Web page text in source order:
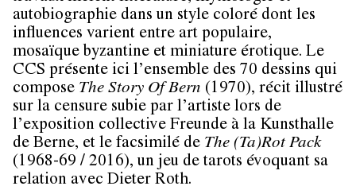
autobiographie dans un style coloré dont les
influences varient entre art populaire,
mosaïque byzantine et miniature érotique. Le
CCS présente ici l’ensemble des 70 dessins qui
compose The Story Of Bern (1970), récit illustré
sur la censure subie par l’artiste lors de
l’exposition collective Freunde à la Kunsthalle
de Berne, et le facsimilé de The (Ta)Rot Pack
(1968-69 / 2016), un jeu de tarots évoquant sa
relation avec Dieter Roth.